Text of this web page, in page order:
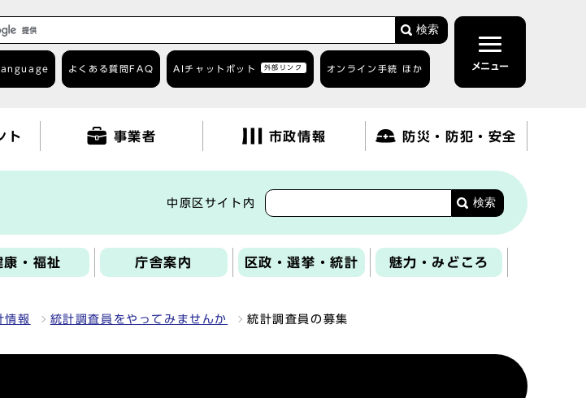
検索
よくある質問 FAQ AIチャットボット 外部リンク オンライン手続 ほか メニュー
ト 事業者 市政情報 防災・防犯・安全
中原区サイト内 検索
康・福祉 庁舎案内 区政・選挙・統計 魅力・みどころ
情報 統計調査員をやってみませんか 統計調査員の募集